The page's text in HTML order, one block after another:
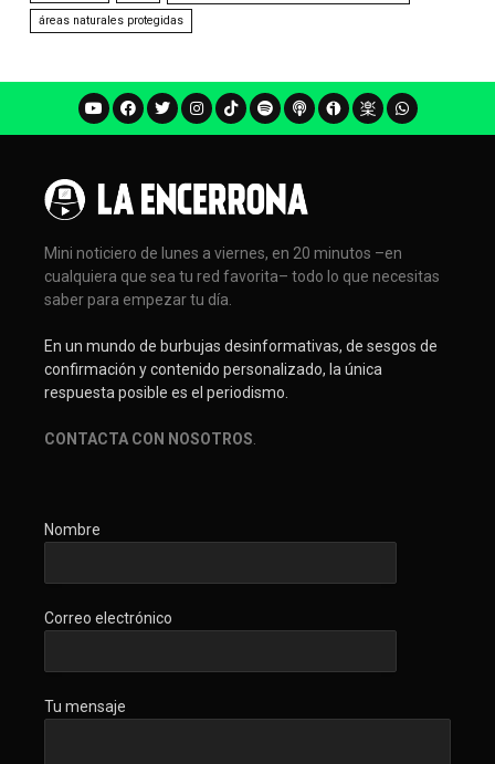
áreas naturales protegidas
Mini noticiero de lunes a viernes, en 20 minutos –en
cualquiera que sea tu red favorita– todo lo que necesitas
saber para empezar tu día.
En un mundo de burbujas desinformativas, de sesgos de
confirmación y contenido personalizado, la única
respuesta posible es el periodismo.
CONTACTA CON NOSOTROS
Nombre
Correo electrónico
Tu mensaje